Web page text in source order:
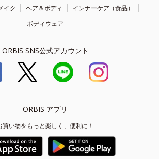
イク ヘア＆ボディ
インナーケア（食品）
ボディウェア
ORBIS SNS公式アカウント
ORBIS アプリ
買い物をもっと楽しく、便利に！